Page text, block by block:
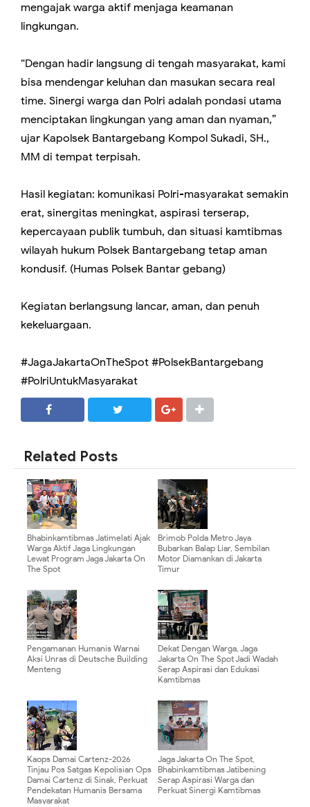
mengajak warga aktif menjaga keamanan
lingkungan.
“Dengan hadir langsung di tengah masyarakat, kami
bisa mendengar keluhan dan masukan secara real
time. Sinergi warga dan Polri adalah pondasi utama
menciptakan lingkungan yang aman dan nyaman,”
ujar Kapolsek Bantargebang Kompol Sukadi, SH.,
MM di tempat terpisah.
Hasil kegiatan: komunikasi Polri-masyarakat semakin
erat, sinergitas meningkat, aspirasi terserap,
kepercayaan publik tumbuh, dan situasi kamtibmas
wilayah hukum Polsek Bantargebang tetap aman
kondusif. (Humas Polsek Bantar gebang)
Kegiatan berlangsung lancar, aman, dan penuh
kekeluargaan.
#JagaJakartaOnTheSpot #PolsekBantargebang
#PolriUntukMasyarakat
Related Posts
Bhabinkamtibmas Jatimelati Ajak
Warga Aktif Jaga Lingkungan
Lewat Program Jaga Jakarta On
The Spot
Brimob Polda Metro Jaya
Bubarkan Balap Liar, Sembilan
Motor Diamankan di Jakarta
Timur
Pengamanan Humanis Warnai
Aksi Unras di Deutsche Building
Menteng
Dekat Dengan Warga, Jaga
Jakarta On The Spot Jadi Wadah
Serap Aspirasi dan Edukasi
Kamtibmas
Kaops Damai Cartenz-2026
Tinjau Pos Satgas Kepolisian Ops
Damai Cartenz di Sinak, Perkuat
Pendekatan Humanis Bersama
Masyarakat
Jaga Jakarta On The Spot,
Bhabinkamtibmas Jatibening
Serap Aspirasi Warga dan
Perkuat Sinergi Kamtibmas